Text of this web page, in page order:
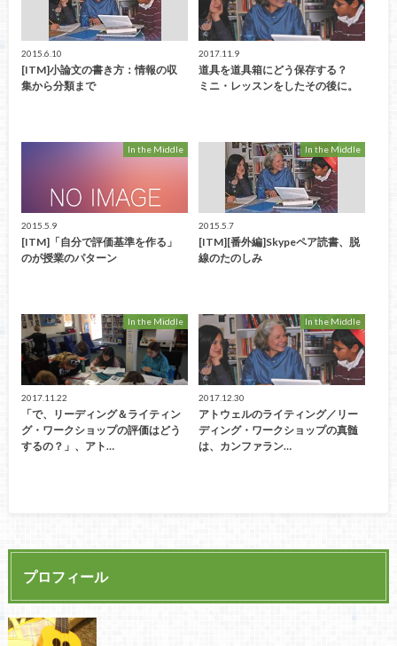
2015.6.10
[ITM]小論文の書き方：情報の収
集から分類まで
2017.11.9
道具を道具箱にどう保存する？
ミニ・レッスンをしたその後に。
In the Middle
2015.5.9
[ITM]「自分で評価基準を作る」
のが授業のパターン
In the Middle
2015.5.7
[ITM][番外編]Skypeペア読書、脱
線のたのしみ
In the Middle
2017.11.22
「で、リーディング＆ライティン
グ・ワークショップの評価はどう
するの？」、アト…
In the Middle
2017.12.30
アトウェルのライティング／リー
ディング・ワークショップの真髄
は、カンファラン…
プロフィール